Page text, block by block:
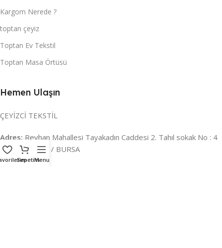
Kargom Nerede ?
toptan çeyiz
Toptan Ev Tekstil
Toptan Masa Örtüsü
Hemen Ulaşın
ÇEYİZCİ TEKSTİL
Adres: Reyhan Mahallesi Tayakadın Caddesi 2. Tahıl sokak No : 4
/ a Osmangazi / BURSA
SepetimMenu